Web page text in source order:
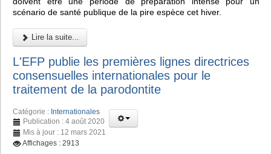
scénario de santé publique de la pire espèce cet hiver.
Lire la suite...
L'EFP publie les premières lignes directrices
consensuelles internationales pour le
traitement de la parodontite
Catégorie : Internationales
Publication : 4 août 2020
Mis à jour : 12 mars 2021
Affichages : 2913